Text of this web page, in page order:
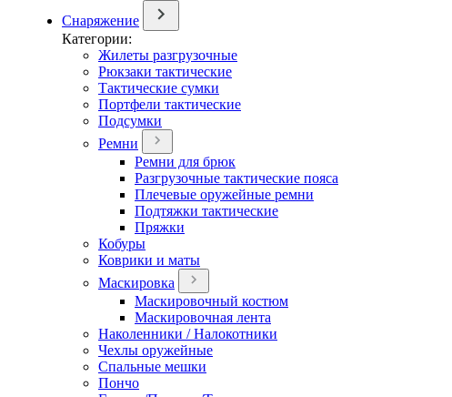
Снаряжение
Категории:
Жилеты разгрузочные
Рюкзаки тактические
Тактические сумки
Портфели тактические
Подсумки
Ремни
Ремни для брюк
Разгрузочные тактические пояса
Плечевые оружейные ремни
Подтяжки тактические
Пряжки
Кобуры
Коврики и маты
Маскировка
Маскировочный костюм
Маскировочная лента
Наколенники / Налокотники
Чехлы оружейные
Спальные мешки
Пончо